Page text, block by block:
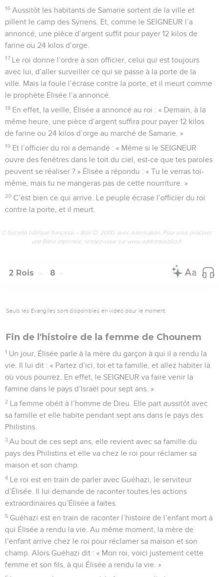
16 Aussitôt les habitants de Samarie sortent de la ville et
pillent le camp des Syriens. Et, comme le SEIGNEUR l’a
annoncé, une pièce d’argent suffit pour payer 12 kilos de
farine ou 24 kilos d’orge.
17 Le roi donne l’ordre à son officier, celui qui est toujours
avec lui, d’aller surveiller ce qui se passe à la porte de la
ville. Mais la foule l’écrase contre la porte, et il meurt comme
le prophète Élisée l’a annoncé.
18 En effet, la veille, Élisée a annoncé au roi : « Demain, à la
même heure, une pièce d’argent suffira pour payer 12 kilos
de farine ou 24 kilos d’orge au marché de Samarie. »
19 Et l’officier du roi a demandé : « Même si le SEIGNEUR
ouvre des fenêtres dans le toit du ciel, est-ce que tes paroles
peuvent se réaliser ? » Élisée a répondu : « Tu le verras toi-
même, mais tu ne mangeras pas de cette nourriture. »
20 C’est bien ce qui arrive. Le peuple écrase l’officier du roi
contre la porte, et il meurt.
© Société biblique française – Bibli’O, 2000, avec autorisation. Pour vous procurer
une Bible imprimée, rendez-vous sur www.editionsbiblio.fr
2 Rois 8
Seuls les Évangiles sont disponibles en vidéo pour le moment.
Fin de l'histoire de la femme de Chounem
1 Un jour, Élisée parle à la mère du garçon à qui il a rendu la
vie. Il lui dit : « Partez d’ici, toi et ta famille, et allez habiter là
où vous pourrez. En effet, le SEIGNEUR va faire venir la
famine dans le pays d’Israël pour sept ans. »
2 La femme obéit à l’homme de Dieu. Elle part aussitôt avec
sa famille et elle habite pendant sept ans dans le pays des
Philistins.
3 Au bout de ces sept ans, elle revient avec sa famille du
pays des Philistins et elle va chez le roi pour réclamer sa
maison et son champ.
4 Le roi est en train de parler avec Guéhazi, le serviteur
d’Élisée. Il lui demande de raconter toutes les actions
extraordinaires qu’Élisée a faites.
5 Guéhazi est en train de raconter l’histoire de l’enfant mort à
qui Élisée a rendu la vie. Au même moment, la mère de
l’enfant arrive chez le roi pour réclamer sa maison et son
champ. Alors Guéhazi dit : « Mon roi, voici justement cette
femme et son fils, à qui Élisée a rendu la vie. »